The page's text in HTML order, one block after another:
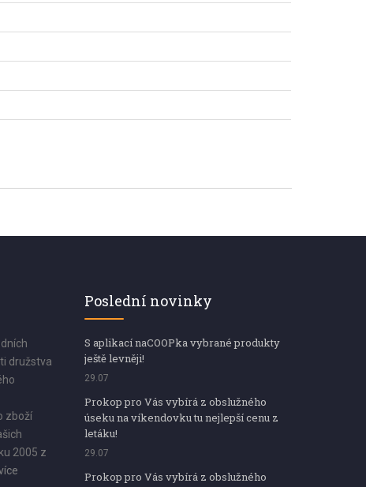
družstva
zboží
2005 z
Poslední novinky
S aplikací naCOOPka vybrané produkty
ještě levněji!
29.07
Prokop pro Vás vybírá z obslužného
úseku na víkendovku tu nejlepší cenu z
letáku!
29.07
Prokop pro Vás vybírá z obslužného